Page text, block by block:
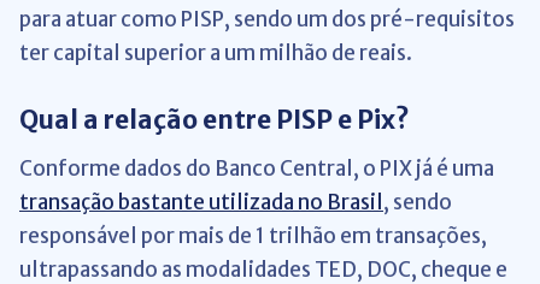
para atuar como PISP, sendo um dos pré-requisitos
ter capital superior a um milhão de reais.
Qual a relação entre PISP e Pix?
Conforme dados do Banco Central, o PIX já é uma
transação bastante utilizada no Brasil , sendo
responsável por mais de 1 trilhão em transações,
ultrapassando as modalidades TED, DOC, cheque e